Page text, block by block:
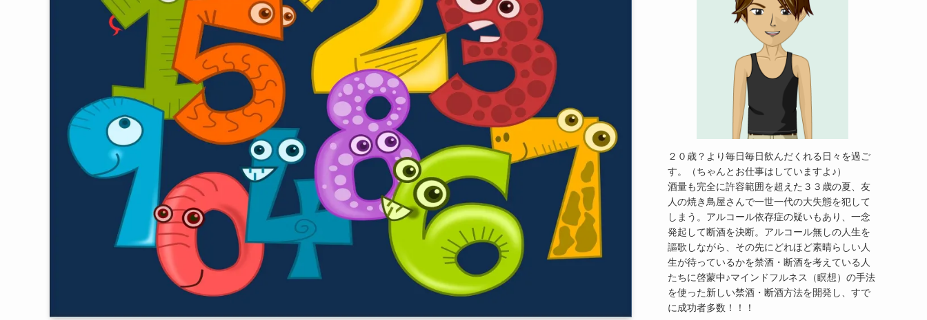
２０歳？より毎日毎日飲んだくれる日々を過ご
す。（ちゃんとお仕事はしていますよ♪）
酒量も完全に許容範囲を超えた３３歳の夏、友
人の焼き鳥屋さんで一世一代の大失態を犯して
しまう。アルコール依存症の疑いもあり、一念
発起して断酒を決断。アルコール無しの人生を
謳歌しながら、その先にどれほど素晴らしい人
生が待っているかを禁酒・断酒を考えている人
たちに啓蒙中♪マインドフルネス（瞑想）の手法
を使った新しい禁酒・断酒方法を開発し、すで
に成功者多数！！！